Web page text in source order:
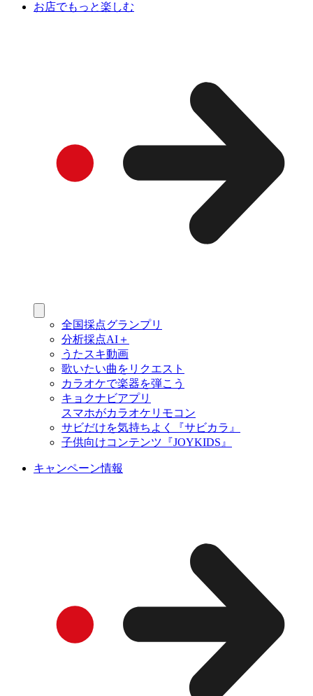
お店でもっと楽しむ
全国採点グランプリ
分析採点AI＋
うたスキ動画
歌いたい曲をリクエスト
カラオケで楽器を弾こう
キョクナビアプリ
スマホがカラオケリモコン
サビだけを気持ちよく『サビカラ』
子供向けコンテンツ『JOYKIDS』
キャンペーン情報